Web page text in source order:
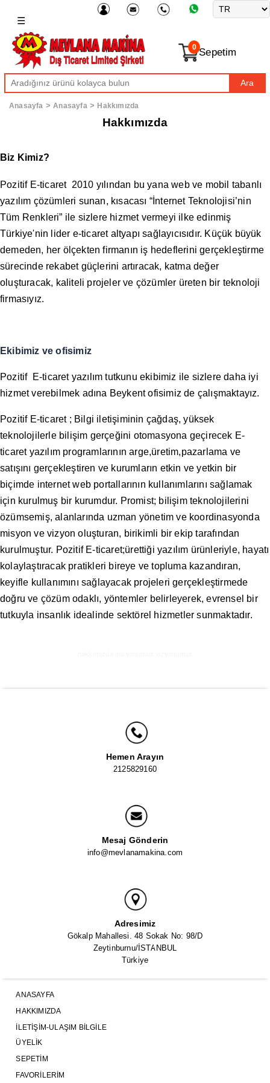
Sepetim
0
Ara
☰
Anasayfa >Anasayfa> Hakkımızda
Hakkımızda
Biz Kimiz?
Pozitif E-ticaret 2010 yılından bu yana web ve mobil tabanlı
yazılım çözümleri sunan, kısacası “İnternet Teknolojisi’nin
Tüm Renkleri” ile sizlere hizmet vermeyi ilke edinmiş
Türkiye'nin lider e-ticaret altyapı sağlayıcısıdır. Küçük büyük
demeden, her ölçekten firmanın iş hedeflerini gerçekleştirme
sürecinde rekabet güçlerini artıracak, katma değer
oluşturacak, kaliteli projeler ve çözümler üreten bir teknoloji
firmasıyız.
Ekibimiz ve ofisimiz
Pozitif E-ticaret yazılım tutkunu ekibimiz ile sizlere daha iyi
hizmet verebilmek adına Beykent ofisimiz de çalışmaktayız.
Pozitif E-ticaret ; Bilgi iletişiminin çağdaş, yüksek
teknolojilerle bilişim gerçeğini otomasyona geçirecek E-
ticaret yazılım programlarının arge,üretim,pazarlama ve
satışını gerçekleştiren ve kurumların etkin ve yetkin bir
biçimde internet web portallarının kullanımlarını sağlamak
için kurulmuş bir kurumdur. Promist; bilişim teknolojilerini
özümsemiş, alanlarında uzman yönetim ve koordinasyonda
misyon ve vizyon oluşturan, birikimli bir ekip tarafından
kurulmuştur. Pozitif E-ticaret;ürettiği yazılım ürünleriyle, hayatı
kolaylaştıracak pratikleri bireye ve topluma kazandıran,
keyifle kullanımını sağlayacak projeleri gerçekleştirmede
doğru ve çözüm odaklı, yöntemler belirleyerek, evrensel bir
tutkuyla insanlık idealinde sektörel hizmetler sunmaktadır.
Hemen Arayın
2125829160
Mesaj Gönderin
info@mevlanamakina.com
Adresimiz
Gökalp Mahallesi. 48 Sokak No: 98/D
Zeytinburnu/İSTANBUL
Türkiye
ANASAYFA
HAKKIMIZDA
İLETIŞIM-ULAŞIM BILGILE
ÜYELIK
SEPETIM
FAVORILERIM